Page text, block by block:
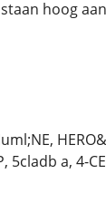
hoog
5cladb a, 4-